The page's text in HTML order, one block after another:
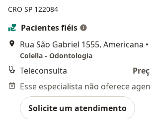
CRO SP 122084
Pacientes fiéis
Rua São Gabriel 1555, Americana •
Colella - Odontologia
Teleconsulta
Solicite um atendimento